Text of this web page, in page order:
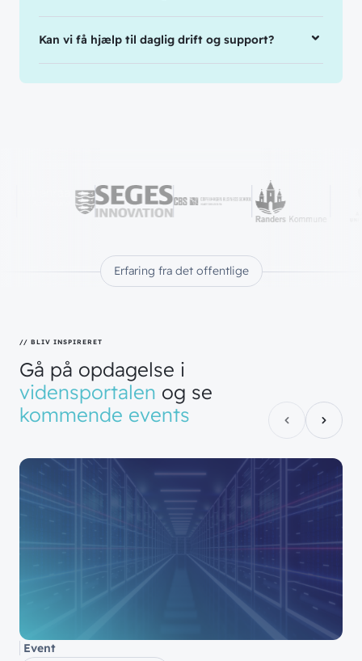
Kan vi få hjælp til daglig drift og support?
Erfaring fra det offentlige
// BLIV INSPIRERET
Gå på opdagelse i
vidensportalen og se
kommende events
Event